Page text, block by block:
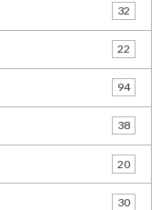
32
22
94
38
20
30